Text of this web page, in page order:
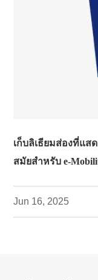
เก็บลิเธียมส่องที่แส
สมัยสำหรับ e-
Jun 16, 2025